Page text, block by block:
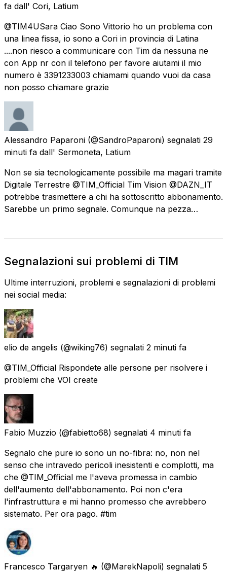
fa dall' Cori, Latium
@TIM4USara Ciao Sono Vittorio ho un problema con
una linea fissa, io sono a Cori in provincia di Latina
....non riesco a communicare con Tim da nessuna ne
con App nr con il telefono per favore aiutami il mio
numero è 3391233003 chiamami quando vuoi da casa
non posso chiamare grazie
Alessandro Paparoni (@SandroPaparoni) segnalati 29
minuti fa dall' Sermoneta, Latium
Non se sia tecnologicamente possibile ma magari tramite
Digitale Terrestre @TIM_Official Tim Vision @DAZN_IT
potrebbe trasmettere a chi ha sottoscritto abbonamento.
Sarebbe un primo segnale. Comunque na pezza…
Segnalazioni sui problemi di TIM
Ultime interruzioni, problemi e segnalazioni di problemi
nei social media:
elio de angelis (@wiking76) segnalati 2 minuti fa
@TIM_Official Rispondete alle persone per risolvere i
problemi che VOI create
Fabio Muzzio (@fabietto68) segnalati 4 minuti fa
Segnalo che pure io sono un no-fibra: no, non nel
senso che intravedo pericoli inesistenti e complotti, ma
che @TIM_Official me l'aveva promessa in cambio
dell'aumento dell'abbonamento. Poi non c'era
l'infrastruttura e mi hanno promesso che avrebbero
sistemato. Per ora pago. #tim
Francesco Targaryen 🔥 (@MarekNapoli) segnalati 5